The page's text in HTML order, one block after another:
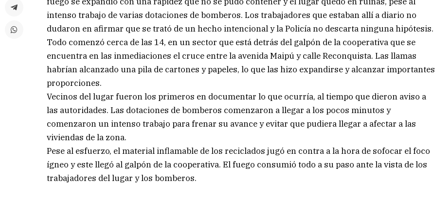
intenso trabajo de varias dotaciones de bomberos. Los trabajadores que estaban allí a diario no
dudaron en afirmar que se trató de un hecho intencional y la Policía no descarta ninguna hipótesis.
Todo comenzó cerca de las 14, en un sector que está detrás del galpón de la cooperativa que se
encuentra en las inmediaciones el cruce entre la avenida Maipú y calle Reconquista. Las llamas
habrían alcanzado una pila de cartones y papeles, lo que las hizo expandirse y alcanzar importantes
proporciones.
Vecinos del lugar fueron los primeros en documentar lo que ocurría, al tiempo que dieron aviso a
las autoridades. Las dotaciones de bomberos comenzaron a llegar a los pocos minutos y
comenzaron un intenso trabajo para frenar su avance y evitar que pudiera llegar a afectar a las
viviendas de la zona.
Pese al esfuerzo, el material inflamable de los reciclados jugó en contra a la hora de sofocar el foco
ígneo y este llegó al galpón de la cooperativa. El fuego consumió todo a su paso ante la vista de los
trabajadores del lugar y los bomberos.